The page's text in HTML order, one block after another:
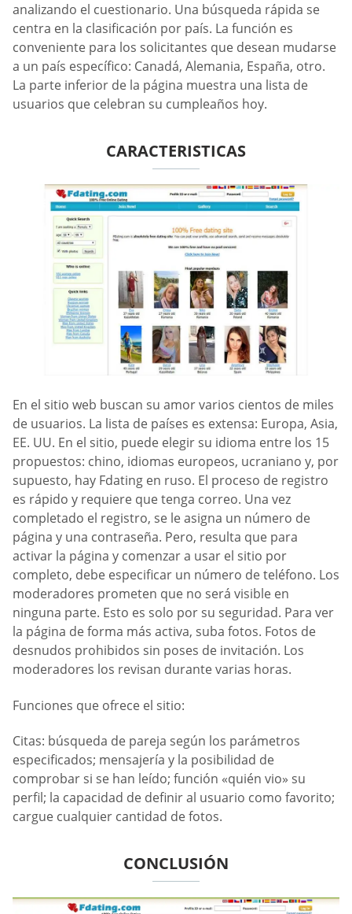
analizando el cuestionario. Una búsqueda rápida se
centra en la clasificación por país. La función es
conveniente para los solicitantes que desean mudarse
a un país específico: Canadá, Alemania, España, otro.
La parte inferior de la página muestra una lista de
usuarios que celebran su cumpleaños hoy.
CARACTERISTICAS
En el sitio web buscan su amor varios cientos de miles
de usuarios. La lista de países es extensa: Europa, Asia,
EE. UU. En el sitio, puede elegir su idioma entre los 15
propuestos: chino, idiomas europeos, ucraniano y, por
supuesto, hay Fdating en ruso. El proceso de registro
es rápido y requiere que tenga correo. Una vez
completado el registro, se le asigna un número de
página y una contraseña. Pero, resulta que para
activar la página y comenzar a usar el sitio por
completo, debe especificar un número de teléfono. Los
moderadores prometen que no será visible en
ninguna parte. Esto es solo por su seguridad. Para ver
la página de forma más activa, suba fotos. Fotos de
desnudos prohibidos sin poses de invitación. Los
moderadores los revisan durante varias horas.
Funciones que ofrece el sitio:
Citas: búsqueda de pareja según los parámetros
especificados; mensajería y la posibilidad de
comprobar si se han leído; función «quién vio» su
perfil; la capacidad de definir al usuario como favorito;
cargue cualquier cantidad de fotos.
CONCLUSIÓN